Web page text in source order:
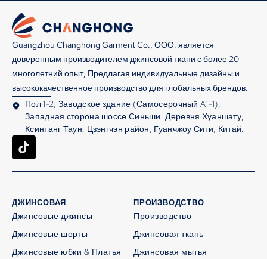
Guangzhou Changhong Garment Co., ООО. является
доверенным производителем джинсовой ткани с более 20
многолетний опыт, Предлагая индивидуальные дизайны и
высококачественное производство для глобальных брендов.
Пол 1-2, Заводское здание (Самосерочный A1-1),
Западная сторона шоссе Синьши, Деревня Хуаншату,
Ксинтанг Таун, Цзэнгчэн район, Гуанчжоу Сити, Китай.
ДЖИНСОВАЯ
Джинсовые джинсы
Джинсовые шорты
Джинсовые юбки & Платья
ПРОИЗВОДСТВО
Производство
Джинсовая ткань
Джинсовая мытья